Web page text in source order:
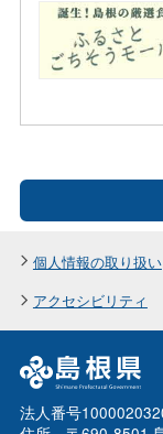
個人情報の取り扱い
アクセシビリティ
法人番号